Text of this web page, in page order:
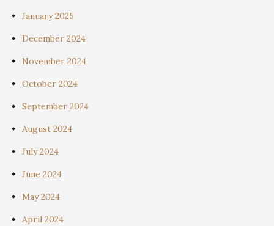
January 2025
December 2024
November 2024
October 2024
September 2024
August 2024
July 2024
June 2024
May 2024
April 2024